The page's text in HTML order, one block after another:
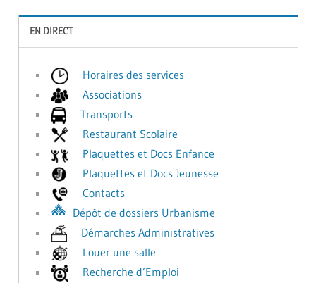
EN DIRECT
Horaires des services
Associations
Transports
Restaurant Scolaire
Plaquettes et Docs Enfance
Plaquettes et Docs Jeunesse
Contacts
Dépôt de dossiers Urbanisme
Démarches Administratives
Louer une salle
Recherche d’Emploi